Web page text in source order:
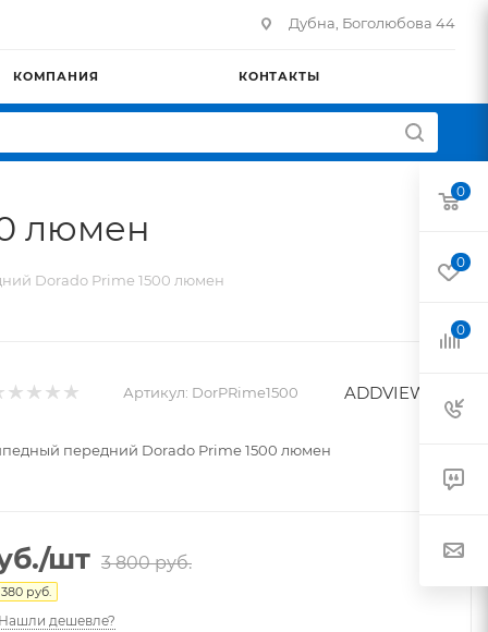
Дубна, Боголюбова 44
КОМПАНИЯ КОНТАКТЫ
люмен
Dorado Prime 1500 люмен
Артикул: DorPRime1500 ADDVIEW
передний Dorado Prime 1500 люмен
/шт 3 800руб.
380 руб.
Нашли дешевле?
0
0
0